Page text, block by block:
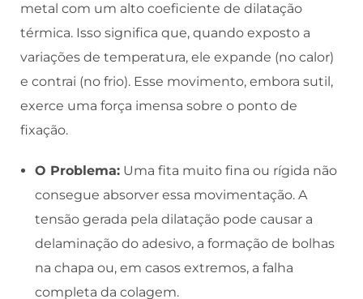
metal com um alto coeficiente de dilatação
térmica. Isso significa que, quando exposto a
variações de temperatura, ele expande (no calor)
e contrai (no frio). Esse movimento, embora sutil,
exerce uma força imensa sobre o ponto de
fixação.
O Problema: Uma fita muito fina ou rígida não
consegue absorver essa movimentação. A
tensão gerada pela dilatação pode causar a
delaminação do adesivo, a formação de bolhas
na chapa ou, em casos extremos, a falha
completa da colagem.